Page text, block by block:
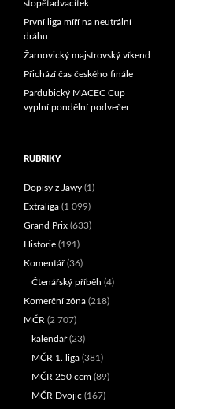
stopětadvacítek
První liga míří na neutrální
dráhu
Žarnovický majstrovský víkend
Přichází čas českého finále
Pardubický MACEC Cup
vyplní pondělní podvečer
RUBRIKY
Dopisy z Jawy (1)
Extraliga (1 099)
Grand Prix (633)
Historie (191)
Komentář(36)
Čtenářský příběh (4)
Komerční zóna (218)
MČR (2 707)
kalendář(23)
MČR 1. liga (381)
MČR 250 ccm (89)
MČR Dvojic (167)